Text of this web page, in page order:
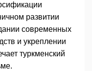
развитии
современных
и укреплении
туркменский